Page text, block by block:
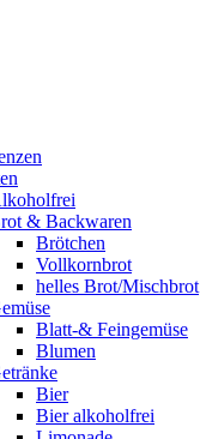
& Backwaren
Brötchen
Vollkornbrot
helles Brot/Mischbrot
Blatt-& Feingemüse
Blumen
Bier
Bier alkoholfrei